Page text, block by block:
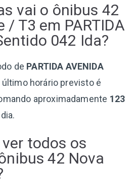
vai o ônibus 42
/ T3 em PARTIDA
042 Ida?
de PARTIDA AVENIDA
último horário previsto é
aproximadamente 123
todos os
42 Nova